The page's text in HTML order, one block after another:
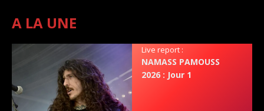
A LA UNE
Live report :
NAMASS PAMOUSS
2026 : Jour 1